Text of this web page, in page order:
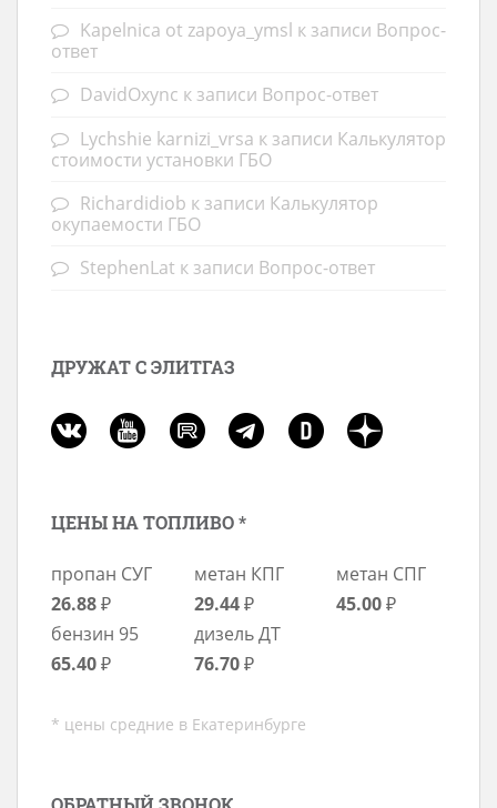
Kapelnica ot zapoya_ymsl к записи Вопрос-
ответ
DavidOxync к записи Вопрос-ответ
Lychshie karnizi_vrsa к записи Калькулятор
стоимости установки ГБО
Richardidiob к записи Калькулятор
окупаемости ГБО
StephenLat к записи Вопрос-ответ
ДРУЖАТ С ЭЛИТГАЗ
ЦЕНЫ НА ТОПЛИВО *
пропан СУГ
26.88₽
метан КПГ
29.44₽
метан СПГ
45.00₽
бензин 95
65.40₽
дизель ДТ
76.70₽
* цены средние в Екатеринбурге